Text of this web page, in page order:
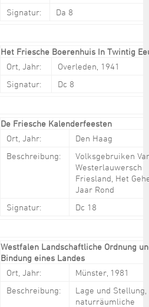
Signatur:
Da 8
Het Friesche Boerenhuis In Twintig
Ort, Jahr:
Overleden, 1941
Signatur:
Dc 8
De Friesche Kalenderfeesten
Ort, Jahr:
Den Haag
Beschreibung:
Volksgebruiken
Westerlauwersch
Friesland, Het
Jaar Rond
Signatur:
Dc 18
Westfalen Landschaftliche Ordnung
Bindung eines Landes
Ort, Jahr:
Münster, 1981
Beschreibung:
Lage und Stellung,
naturräumliche